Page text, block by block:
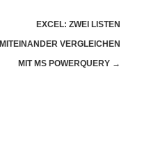
EXCEL: ZWEI LISTEN
MITEINANDER VERGLEICHEN
MIT MS POWERQUERY →